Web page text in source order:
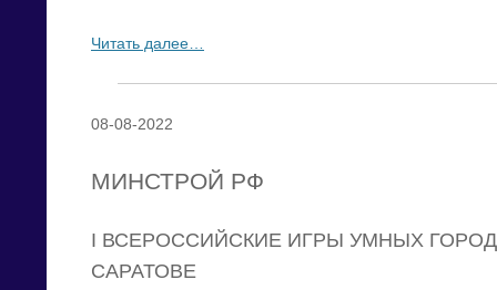
Читать далее…
08-08-2022
МИНСТРОЙ РФ
I ВСЕРОССИЙСКИЕ ИГРЫ УМНЫХ
САРАТОВЕ